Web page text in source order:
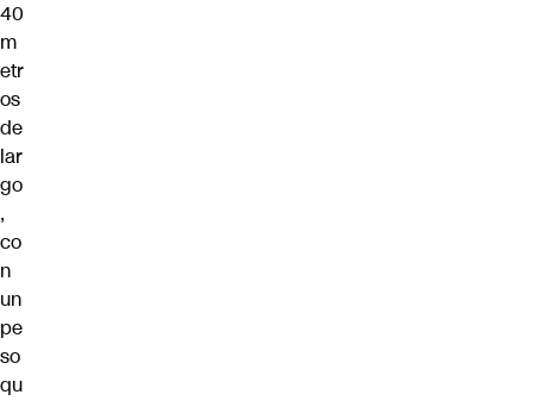
40
m
etr
os
de
lar
go
,
co
n
un
pe
so
qu